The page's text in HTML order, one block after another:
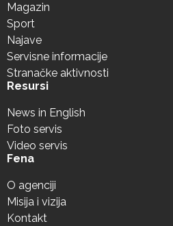
Magazin
Sport
Najave
Servisne informacije
Stranačke aktivnosti
Resursi
News in English
Foto servis
Video servis
Fena
O agenciji
Misija i vizija
Kontakt